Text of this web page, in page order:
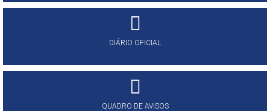
DIÁRIO OFICIAL
QUADRO DE AVISOS